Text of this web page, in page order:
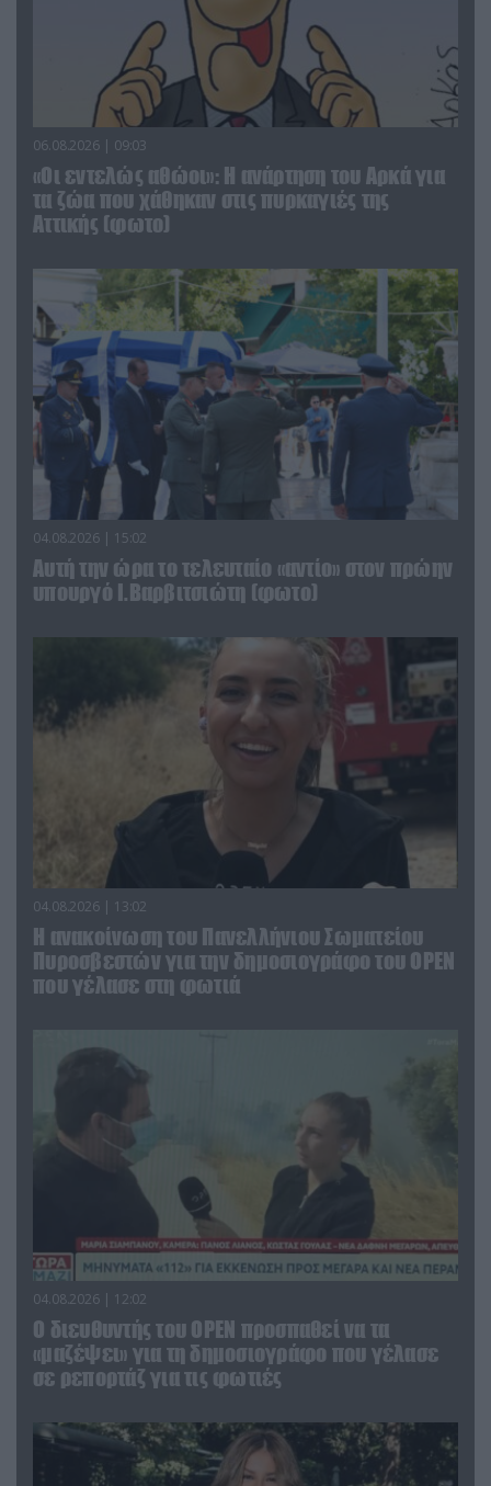
06.08.2026 | 09:03
«Οι εντελώς αθώοι»: Η ανάρτηση του Αρκά για
τα ζώα που χάθηκαν στις πυρκαγιές της
Αττικής (φωτο)
04.08.2026 | 15:02
Αυτή την ώρα το τελευταίο «αντίο» στον πρώην
υπουργό Ι.Βαρβιτσιώτη (φωτο)
04.08.2026 | 13:02
Η ανακοίνωση του Πανελλήνιου Σωματείου
Πυροσβεστών για την δημοσιογράφο του OPEN
που γέλασε στη φωτιά
04.08.2026 | 12:02
O διευθυντής του OPEN προσπαθεί να τα
«μαζέψει» για τη δημοσιογράφο που γέλασε
σε ρεπορτάζ για τις φωτιές